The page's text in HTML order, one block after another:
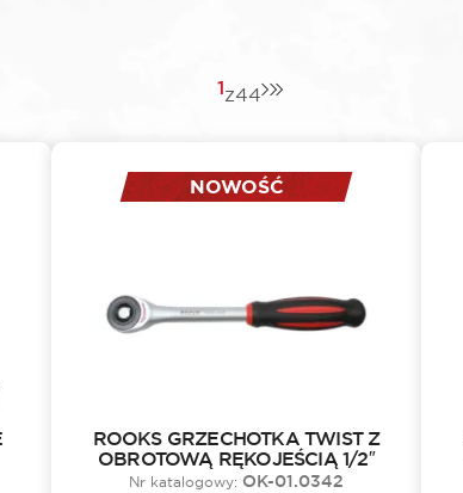
1z44
NOWOŚĆ
ROOKS GRZECHOTKA TWIST Z
OBROTOWĄ RĘKOJEŚCIĄ 1/2″
Nr katalogowy: OK-01.0342